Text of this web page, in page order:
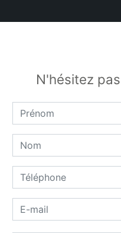
N'hésitez